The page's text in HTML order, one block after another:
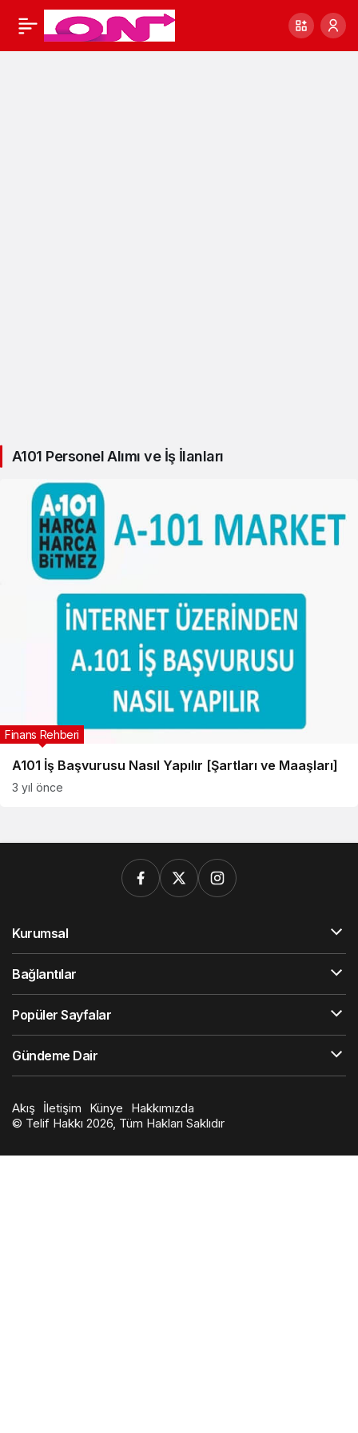
A101 Personel Alımı ve İş İlanları
A101 İş Başvurusu Nasıl Yapılır [Şartları ve Maaşları]
Finans Rehberi
3 yıl önce
Kurumsal
Bağlantılar
Popüler Sayfalar
Gündeme Dair
Akış İletişim Künye
Hakkımızda
© Telif Hakkı 2026, Tüm Hakları Saklıdır